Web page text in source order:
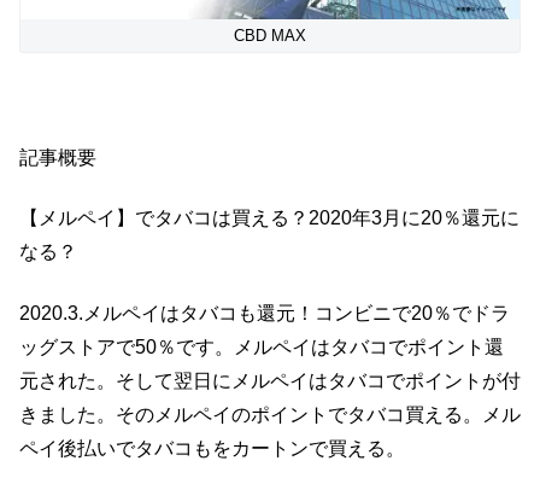
CBD MAX
記事概要
【メルペイ】でタバコは買える？2020年3月に20％還元に
なる？
2020.3.メルペイはタバコも還元！コンビニで20％でドラ
ッグストアで50％です。メルペイはタバコでポイント還
元された。そして翌日にメルペイはタバコでポイントが付
きました。そのメルペイのポイントでタバコ買える。メル
ペイ後払いでタバコもをカートンで買える。